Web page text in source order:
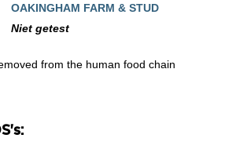
OAKINGHAM FARM & STUD
Niet getest
from the human food chain